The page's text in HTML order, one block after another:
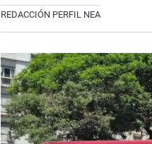
REDACCIÓN PERFIL NEA